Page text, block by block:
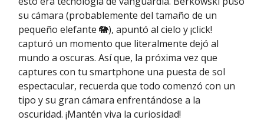
su cámara (probablemente del tamaño de un
pequeño elefante 🐘), apuntó al cielo y ¡click!
capturó un momento que literalmente dejó al
mundo a oscuras. Así que, la próxima vez que
captures con tu smartphone una puesta de sol
espectacular, recuerda que todo comenzó con un
tipo y su gran cámara enfrentándose a la
oscuridad. ¡Mantén viva la curiosidad!